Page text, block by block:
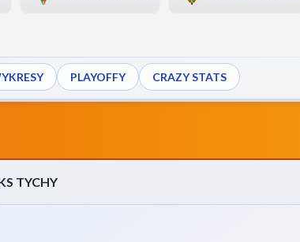
PLAYOFFY CRAZY STATS
TYCHY